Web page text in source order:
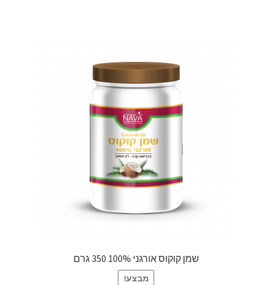
שמן קוקוס אורגני 100% 350 גרם
מבצע!